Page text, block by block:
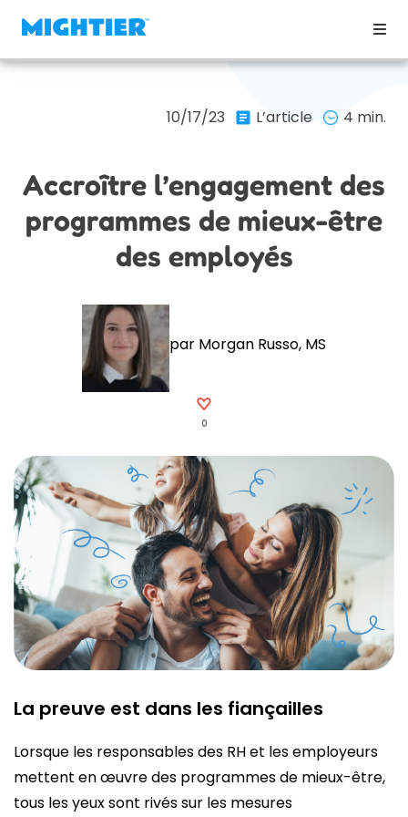
10/17/23 L’article 4 min.
Accroître l’engagement des
programmes de mieux-être
des employés
par Morgan Russo, MS
0
La preuve est dans les fiançailles
Lorsque les responsables des RH et les employeurs
mettent en œuvre des programmes de mieux-être,
tous les yeux sont rivés sur les mesures